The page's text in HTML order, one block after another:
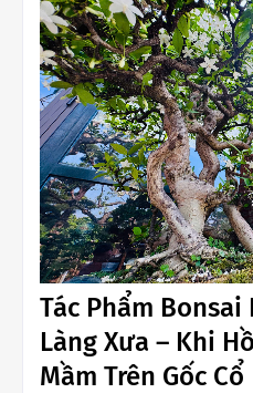
Tác Phẩm Bonsai
Làng Xưa – Khi
Mầm Trên Gốc Cổ